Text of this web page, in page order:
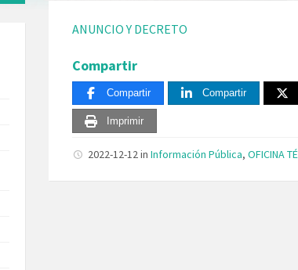
ANUNCIO Y DECRETO
Compartir
Compartir Compartir
Imprimir
2022-12-12inInformación Pública,OFICINA